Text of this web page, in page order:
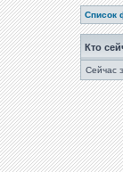
Список
Кто
Сейчас